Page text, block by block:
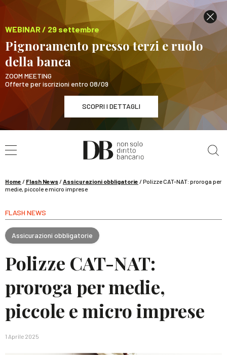
WEBINAR / 29 settembre
Pignoramento presso terzi e ruolo
della banca
ZOOM MEETING
Offerte per iscrizioni entro 08/09
SCOPRI I DETTAGLI
WEBINAR / 29 settembre
Pignoramento presso terzi e ruolo della banca
Home / Flash News/Assicurazioni obbligatorie /Polizze CAT-NAT: proroga per
medie, piccole e micro imprese
FLASH NEWS
Assicurazioni obbligatorie
Polizze CAT-NAT:
proroga per medie,
piccole e micro imprese
1 Aprile 2025